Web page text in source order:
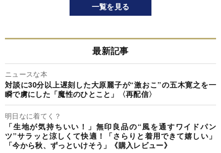
一覧を見る
最新記事
ニュースな本
対談に30分以上遅刻した大原麗子が“激おこ”の五木寛之を一
瞬で虜にした「魔性のひとこと」〈再配信〉
明日なに着てく？
「生地が気持ちいい！」無印良品の“風を通すワイドパン
ツ”サラッと涼しくて快適！「さらりと着用できて嬉しい」
「今から秋、ずっといけそう」《購入レビュー》